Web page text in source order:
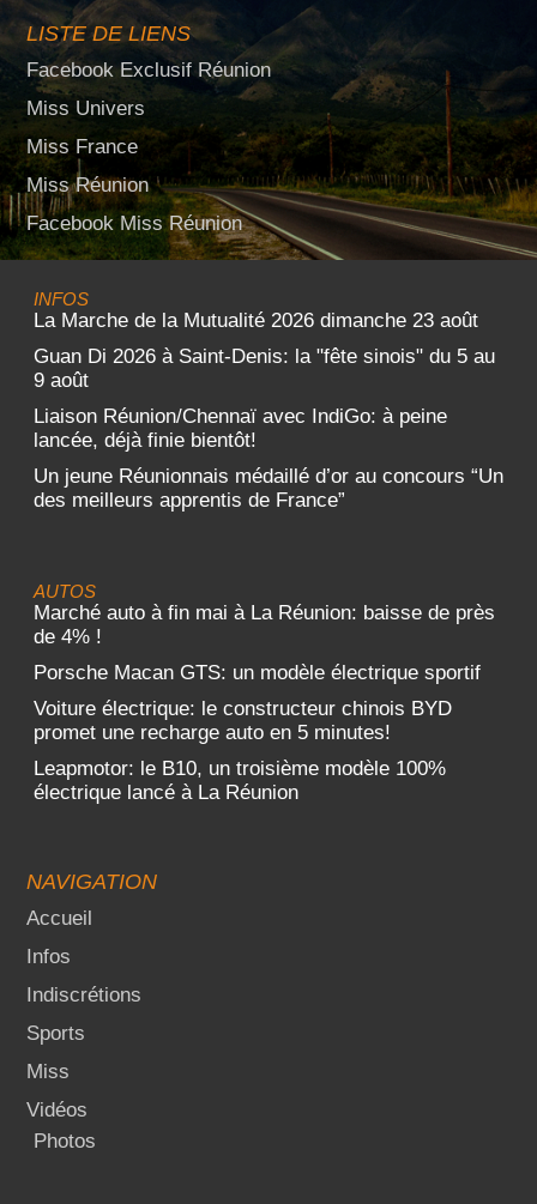
LISTE DE LIENS
Facebook Exclusif Réunion
Miss Univers
Miss France
Miss Réunion
Facebook Miss Réunion
INFOS
La Marche de la Mutualité 2026 dimanche 23 août
Guan Di 2026 à Saint-Denis: la "fête sinois" du 5 au
9 août
Liaison Réunion/Chennaï avec IndiGo: à peine
lancée, déjà finie bientôt!
Un jeune Réunionnais médaillé d’or au concours “Un
des meilleurs apprentis de France”
AUTOS
Marché auto à fin mai à La Réunion: baisse de près
de 4% !
Porsche Macan GTS: un modèle électrique sportif
Voiture électrique: le constructeur chinois BYD
promet une recharge auto en 5 minutes!
Leapmotor: le B10, un troisième modèle 100%
électrique lancé à La Réunion
NAVIGATION
Accueil
Infos
Indiscrétions
Sports
Miss
Vidéos
Photos